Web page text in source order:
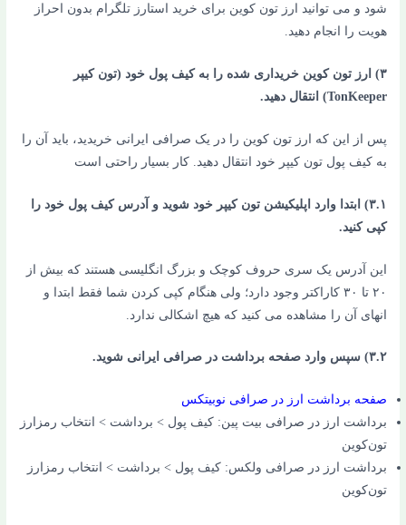
شود و می توانید ارز تون کوین برای خرید استارز تلگرام بدون احراز
هویت را انجام دهید.
۳) ارز تون کوین خریداری شده را به کیف پول خود (تون کیپر
TonKeeper) انتقال دهید.
پس از این که ارز تون کوین را در یک صرافی ایرانی خریدید، باید آن را
به کیف پول تون کیپر خود انتقال دهید. کار بسیار راحتی است
۳.۱) ابتدا وارد اپلیکیشن تون کیپر خود شوید و آدرس کیف پول خود را
کپی کنید.
این آدرس یک سری حروف کوچک و بزرگ انگلیسی هستند که بیش از
۲۰ تا ۳۰ کاراکتر وجود دارد؛ ولی هنگام کپی کردن شما فقط ابتدا و
انهای آن را مشاهده می کنید که هیچ اشکالی ندارد.
۳.۲) سپس وارد صفحه برداشت در صرافی ایرانی شوید.
صفحه برداشت ارز در صرافی نوبیتکس
برداشت ارز در صرافی بیت پین: کیف پول > برداشت > انتخاب رمزارز
تون‌کوین
برداشت ارز در صرافی ولکس: کیف پول > برداشت > انتخاب رمزارز
تون‌کوین